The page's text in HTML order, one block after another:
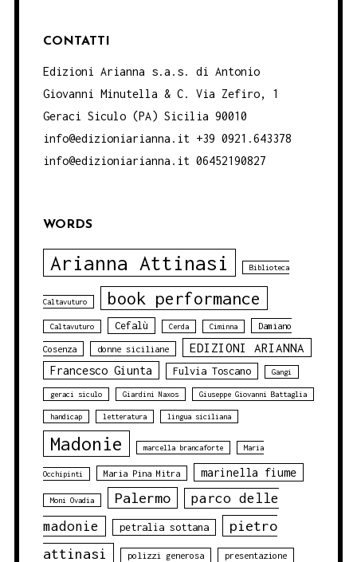
CONTATTI
Edizioni Arianna s.a.s. di Antonio
Giovanni Minutella & C. Via Zefiro, 1
Geraci Siculo (PA) Sicilia 90010
info@edizioniarianna.it +39 0921.643378
info@edizioniarianna.it 06452190827
WORDS
Arianna Attinasi Biblioteca
Caltavuturo book performance
Caltavuturo Cefalù Cerda Ciminna Damiano
Cosenza donne siciliane EDIZIONI ARIANNA
Francesco Giunta Fulvia Toscano Gangi
geraci siculo Giardini Naxos Giuseppe Giovanni Battaglia
handicap letteratura lingua siciliana
Madonie marcella brancaforte Maria
Occhipinti Maria Pina Mitra marinella fiume
Moni Ovadia Palermo
parco delle
madonie
petralia sottana
pietro
attinasi
polizzi generosa presentazione